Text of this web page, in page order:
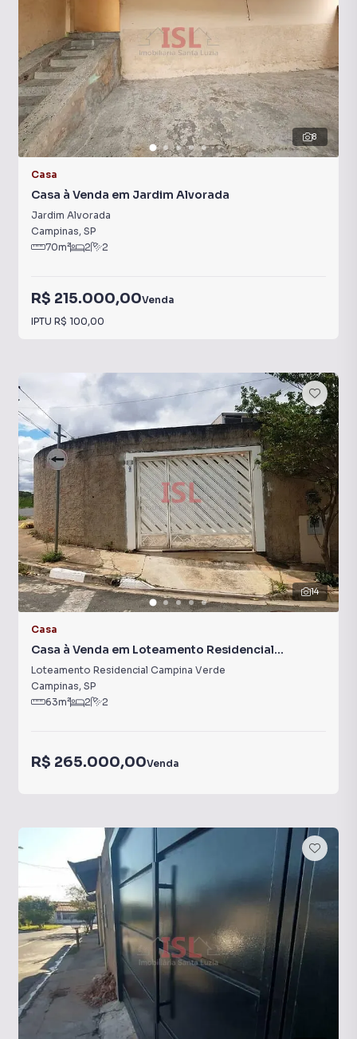
8
Casa
Casa à Venda em Jardim Alvorada
Jardim Alvorada
Campinas, SP
70m² 2 2
R$ 215.000,00Venda
IPTU R$ 100,00
14
Casa
Casa à Venda em Loteamento Residencial
Campina Verde
Loteamento Residencial Campina Verde
Campinas, SP
63m² 2 2
R$ 265.000,00Venda